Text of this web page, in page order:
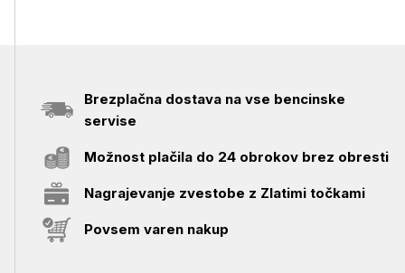
Brezplačna dostava na vse bencinske
servise
Možnost plačila do 24 obrokov brez obresti
Nagrajevanje zvestobe z Zlatimi točkami
Povsem varen nakup